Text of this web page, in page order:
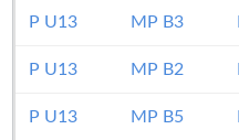
P U13 MP B3
P U13 MP B2
P U13 MP B5